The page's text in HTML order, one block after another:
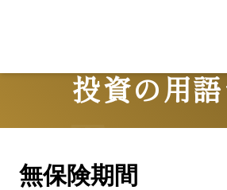
投資の用
無保険期間